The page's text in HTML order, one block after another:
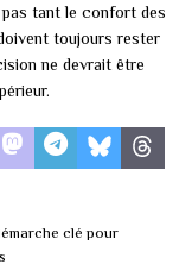
pas tant le confort des
toujours rester
ne devrait être
clé pour